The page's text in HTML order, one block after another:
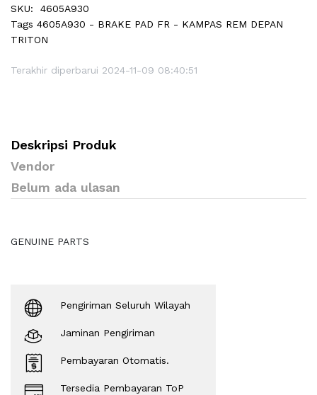
SKU:
4605A930
Tags 4605A930 - BRAKE PAD FR - KAMPAS REM DEPAN
TRITON
Terakhir diperbarui 2024-11-09 08:40:51
Deskripsi Produk
Vendor
Belum ada ulasan
GENUINE PARTS
Pengiriman Seluruh Wilayah
Jaminan Pengiriman
Pembayaran Otomatis.
Tersedia Pembayaran ToP